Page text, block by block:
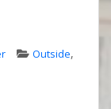
Outside,